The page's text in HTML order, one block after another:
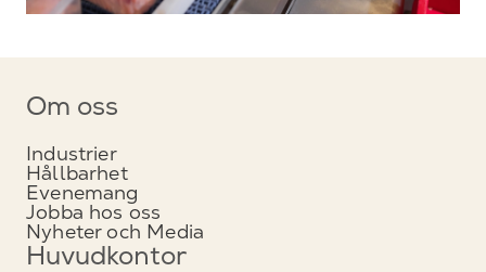
Om oss
Industrier
Hållbarhet
Evenemang
Jobba hos oss
Nyheter och Media
Huvudkontor